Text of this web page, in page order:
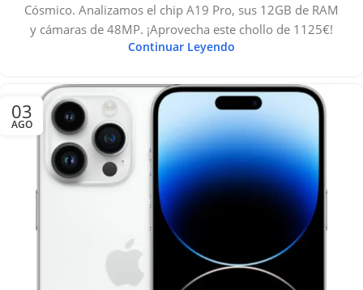
Cósmico. Analizamos el chip A19 Pro, sus 12GB de RAM
y cámaras de 48MP. ¡Aprovecha este chollo de 1125€!
Continuar Leyendo
03
AGO